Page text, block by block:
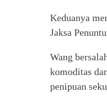
Keduanya
Jaksa
Wang
komoditas
penipuan